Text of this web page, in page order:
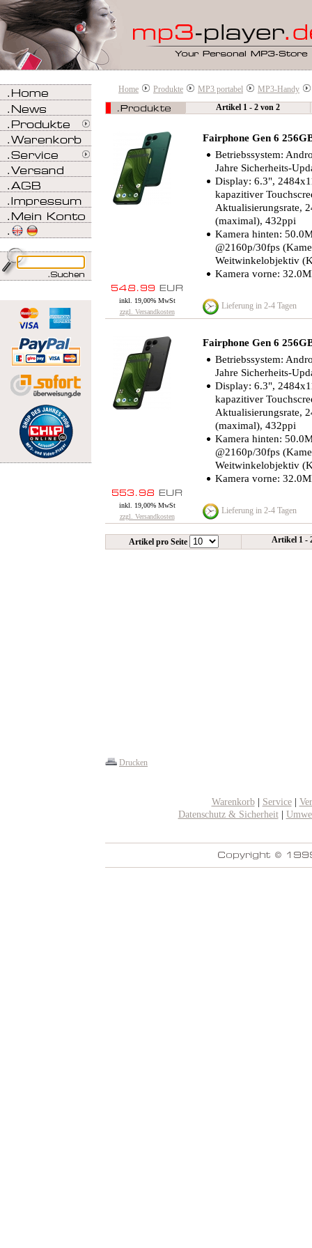
Home Produkte MP3 portabel
MP3-Handy
Artikel 1 - 2 von 2
Fairphone Gen 6
Betriebssystem:
Jahre Sicherheits-
Display: 6.3",
kapazitiver
Aktualisierungsrate,
(maximal), 432ppi
Kamera hinten:
@2160p/​30fps
Weitwinkelobjektiv
Kamera vorne:
inkl. 19,00% MwSt
zzgl. Versandkosten
Lieferung in 2-4 Tagen
Fairphone Gen 6
Betriebssystem:
Jahre Sicherheits-
Display: 6.3",
kapazitiver
Aktualisierungsrate,
(maximal), 432ppi
Kamera hinten:
@2160p/​30fps
Weitwinkelobjektiv
Kamera vorne:
inkl. 19,00% MwSt
zzgl. Versandkosten
Lieferung in 2-4 Tagen
Artikel pro Seite Artikel 1 -
Drucken
Warenkorb| Service|
Datenschutz & Sicherheit|